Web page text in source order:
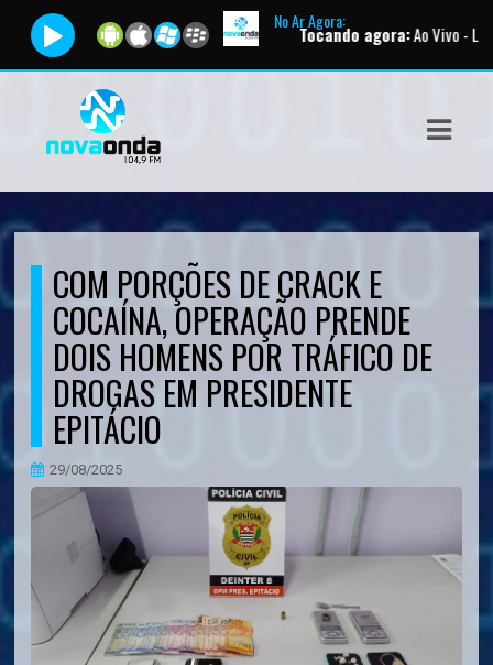
No Ar Agora:
Tocando agora: Ao Vivo - Live
COM PORÇÕES DE CRACK E
COCAÍNA, OPERAÇÃO PRENDE
DOIS HOMENS POR TRÁFICO DE
DROGAS EM PRESIDENTE
EPITÁCIO
29/08/2025